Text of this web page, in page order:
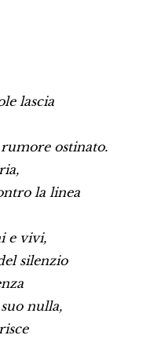
lascia
ostinato.
la linea
e vivi,
silenzio
nulla,